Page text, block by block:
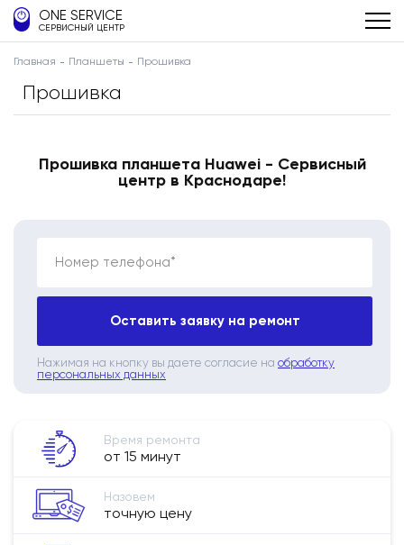
ONE SERVICE
СЕРВИСНЫЙ ЦЕНТР
Главная Планшеты Прошивка
Прошивка
Прошивка планшета Huawei - Сервисный
центр в Краснодаре!
Номер телефона*
Оставить заявку на ремонт
Нажимая на кнопку вы даете согласие на обработку
персональных данных
Время ремонта
от 15 минут
Назовем
точную цену